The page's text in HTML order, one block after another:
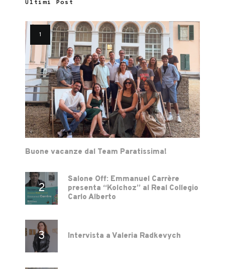
Ultimi Post
Buone vacanze dal Team Paratissima!
Salone Off: Emmanuel Carrère
presenta “Kolchoz” al Real Collegio
Carlo Alberto
Intervista a Valeria Radkevych